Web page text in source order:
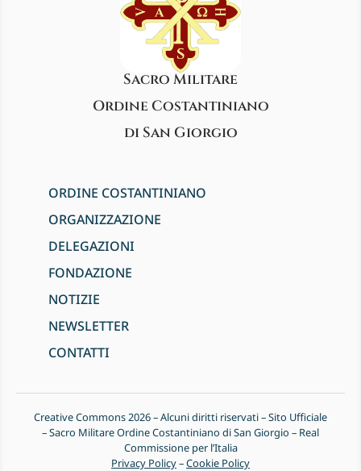
Sacro Militare
Ordine Costantiniano
di San Giorgio
ORDINE COSTANTINIANO
ORGANIZZAZIONE
DELEGAZIONI
FONDAZIONE
NOTIZIE
NEWSLETTER
CONTATTI
Creative Commons 2026 – Alcuni diritti riservati – Sito Ufficiale
– Sacro Militare Ordine Costantiniano di San Giorgio – Real
Commissione per l’Italia
Privacy Policy–Cookie Policy